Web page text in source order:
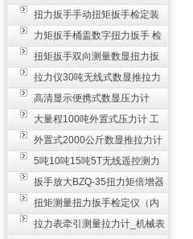
_0.3级数显压力仪
扭力扳手手动扭矩扳手检定装
置 50-100N扳手测量仪器
力矩扳手桶盖数字扭力扳手 检
测瓶盖拧紧扭矩工具
扭矩扳手双向测量数显扭力扳
手 2000N,m力矩扳手价格
拉力仪30吨无线式数显推拉力
计 数字显示测力计80T
高清显示便携式数显压力计
300N500n_手持电子测力计
大量程100吨外置式压力计 工
业用数显测力计价格
外置式2000公斤数显推拉力计
_数字拉力压力测试仪
5吨10吨15吨5T无线遥控测力
计_带遥控电子拉力计数显式
扳手放大BZQ-35扭力矩倍增器
_3500牛米扭力倍力器仪
扭矩测量扭力扳手检定仪（内
置打印） 扭矩检验仪器
拉力表牵引测量拉力计_机械表